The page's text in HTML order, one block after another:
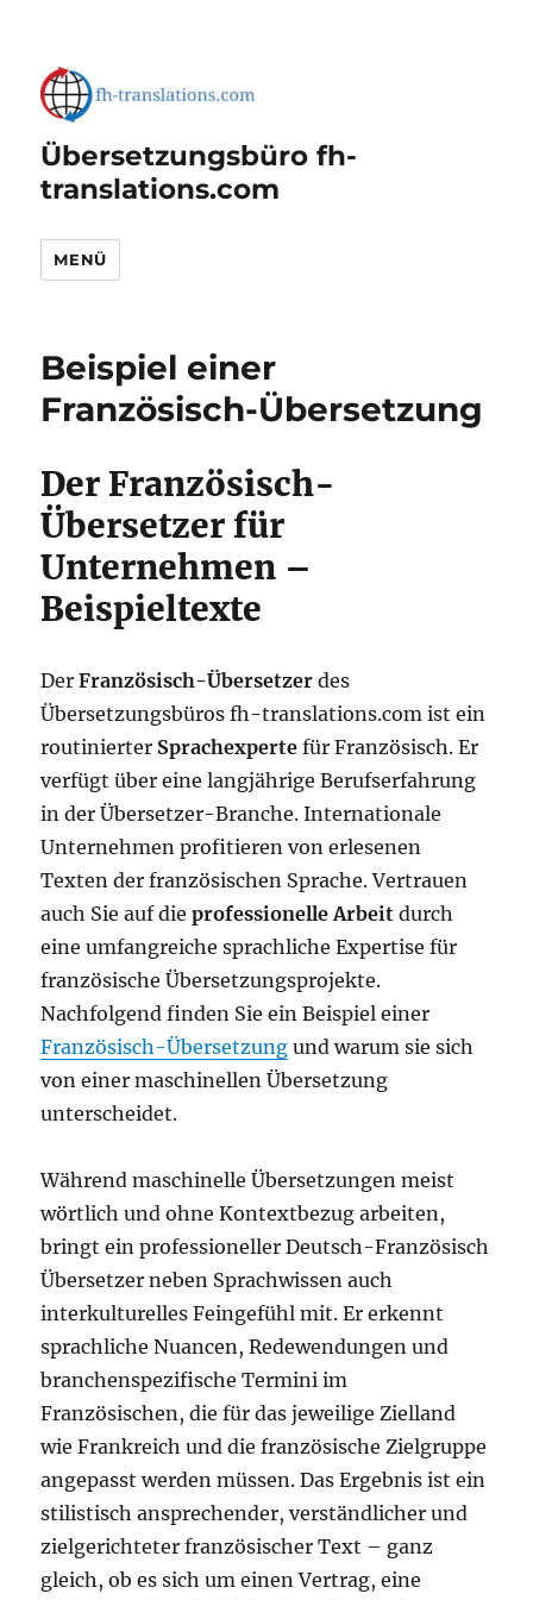
Übersetzungsbüro fh-
translations.com
MENÜ
Beispiel einer
Französisch-Übersetzung
Der Französisch-
Übersetzer für
Unternehmen –
Beispieltexte
DerFranzösisch-Übersetzer des
Übersetzungsbüros fh-translations.com ist ein
routinierter Sprachexperte für Französisch. Er
verfügt über eine langjährige Berufserfahrung
in der Übersetzer-Branche. Internationale
Unternehmen profitieren von erlesenen
Texten der französischen Sprache. Vertrauen
auch Sie auf dieprofessionelle Arbeit durch
eine umfangreiche sprachliche Expertise für
französische Übersetzungsprojekte.
Nachfolgend finden Sie ein Beispiel einer
Französisch-Übersetzung und warum sie sich
von einer maschinellen Übersetzung
unterscheidet.
Während maschinelle Übersetzungen meist
wörtlich und ohne Kontextbezug arbeiten,
bringt ein professioneller Deutsch-Französisch
Übersetzer neben Sprachwissen auch
interkulturelles Feingefühl mit. Er erkennt
sprachliche Nuancen, Redewendungen und
branchenspezifische Termini im
Französischen, die für das jeweilige Zielland
wie Frankreich und die französische Zielgruppe
angepasst werden müssen. Das Ergebnis ist ein
stilistisch ansprechender, verständlicher und
zielgerichteter französischer Text – ganz
gleich, ob es sich um einen Vertrag, eine